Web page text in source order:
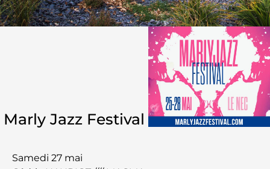
Marly Jazz Festival
Samedi 27 mai